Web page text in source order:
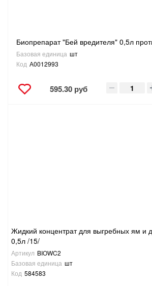
Биопрепарат "Бей вредителя" 0,5л
Базовая единица шт
Код А0012993
595.30 руб
Жидкий концентрат для выгребных ям и
0,5л /15/
Артикул BIOWC2
Базовая единица шт
Код 584583